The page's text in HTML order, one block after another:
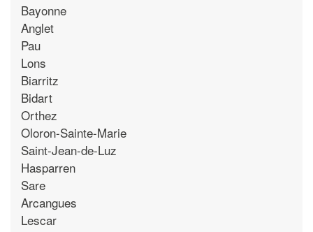
Bayonne
Anglet
Pau
Lons
Biarritz
Bidart
Orthez
Oloron-Sainte-Marie
Saint-Jean-de-Luz
Hasparren
Sare
Arcangues
Lescar